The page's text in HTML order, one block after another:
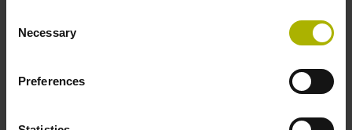
Selection
Necessary
Preferences
EnDat：成熟的介面技術，現在有獨立的網頁
的位置控制迴路之理想介面。